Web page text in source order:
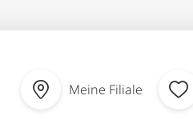
Meine Filiale